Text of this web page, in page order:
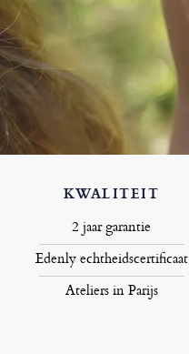
KWALITEIT
2 jaar garantie
Edenly echtheidscertificaat
Ateliers in Parijs